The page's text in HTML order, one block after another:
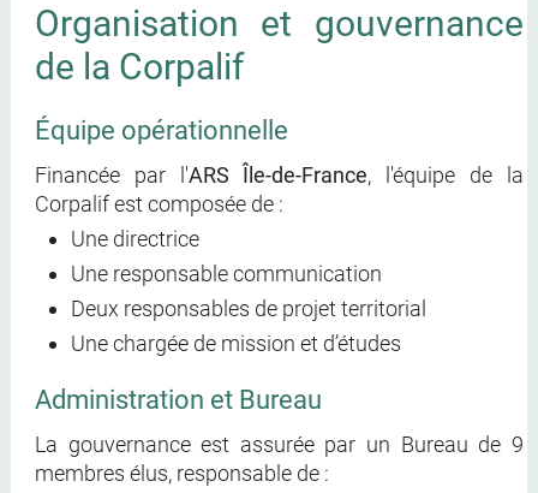
Organisation et gouvernance
de la Corpalif
Équipe opérationnelle
Financée par l'ARS Île-de-France, l'équipe de la
Corpalif est composée de :
Une directrice
Une responsable communication
Deux responsables de projet territorial
Une chargée de mission et d’études
Administration et Bureau
La gouvernance est assurée par un Bureau de 9
membres élus, responsable de :